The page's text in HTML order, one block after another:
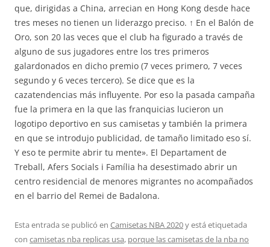
que, dirigidas a China, arrecian en Hong Kong desde hace
tres meses no tienen un liderazgo preciso. ↑ En el Balón de
Oro, son 20 las veces que el club ha figurado a través de
alguno de sus jugadores entre los tres primeros
galardonados en dicho premio (7 veces primero, 7 veces
segundo y 6 veces tercero). Se dice que es la
cazatendencias más influyente. Por eso la pasada campaña
fue la primera en la que las franquicias lucieron un
logotipo deportivo en sus camisetas y también la primera
en que se introdujo publicidad, de tamaño limitado eso sí.
Y eso te permite abrir tu mente». El Departament de
Treball, Afers Socials i Família ha desestimado abrir un
centro residencial de menores migrantes no acompañados
en el barrio del Remei de Badalona.
Esta entrada se publicó en Camisetas NBA 2020y está etiquetada
con camisetas nba replicas usa, porque las camisetas de la nba no